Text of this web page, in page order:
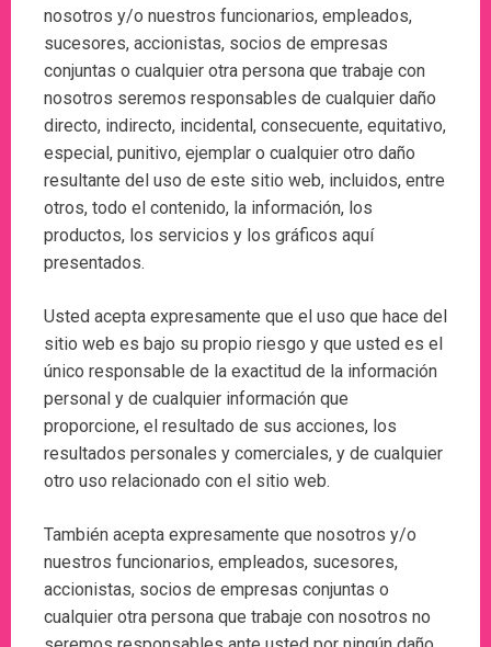
nosotros y/o nuestros funcionarios, empleados,
sucesores, accionistas, socios de empresas
conjuntas o cualquier otra persona que trabaje con
nosotros seremos responsables de cualquier daño
directo, indirecto, incidental, consecuente, equitativo,
especial, punitivo, ejemplar o cualquier otro daño
resultante del uso de este sitio web, incluidos, entre
otros, todo el contenido, la información, los
productos, los servicios y los gráficos aquí
presentados.
Usted acepta expresamente que el uso que hace del
sitio web es bajo su propio riesgo y que usted es el
único responsable de la exactitud de la información
personal y de cualquier información que
proporcione, el resultado de sus acciones, los
resultados personales y comerciales, y de cualquier
otro uso relacionado con el sitio web.
También acepta expresamente que nosotros y/o
nuestros funcionarios, empleados, sucesores,
accionistas, socios de empresas conjuntas o
cualquier otra persona que trabaje con nosotros no